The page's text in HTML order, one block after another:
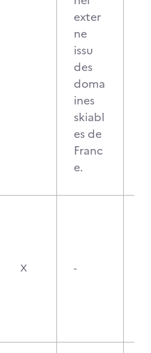
exter
ne
issu
des
doma
ines
skiabl
es de
Franc
e.
X -